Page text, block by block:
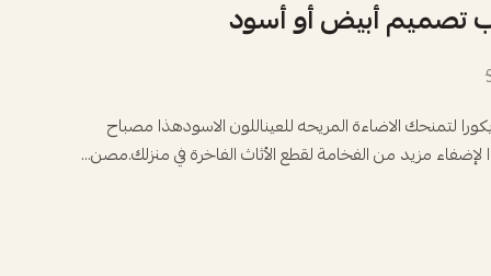
تصميم أبيض أو أسود
لتمنحك الاضاءة المريحه للعيناللون الاسودهذا مصباح
لإضفاء مزيد من الفخامة لقطع الأثاث الفاخرة في منزلك.مصن...